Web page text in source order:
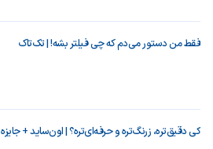
فقط من دستور می‌دم که چی فیلتر بشه! | تک‌تاک
کی دقیق‌تره، زرنگ‌تره و حرفه‌ای‌تره؟ | اون‌ساید + جایزه